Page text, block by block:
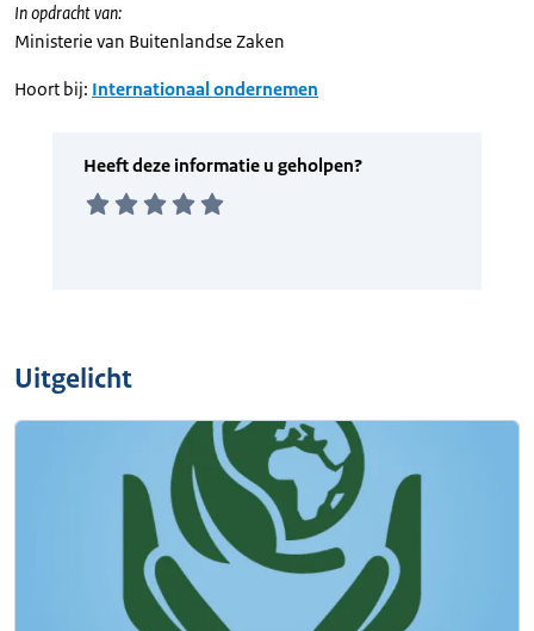
In opdracht van:
Ministerie van Buitenlandse Zaken
Hoort bij: Internationaal ondernemen
Uitgelicht